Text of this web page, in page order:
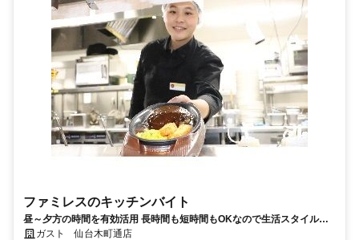
ファミレスのキッチンバイト
昼～夕方の時間を有効活用 長時間も短時間もOKなので生活スタイルに
合わせやすい キッチンバイト未経験者も大歓迎◎食事補助や交通費など
ガスト 仙台木町通店